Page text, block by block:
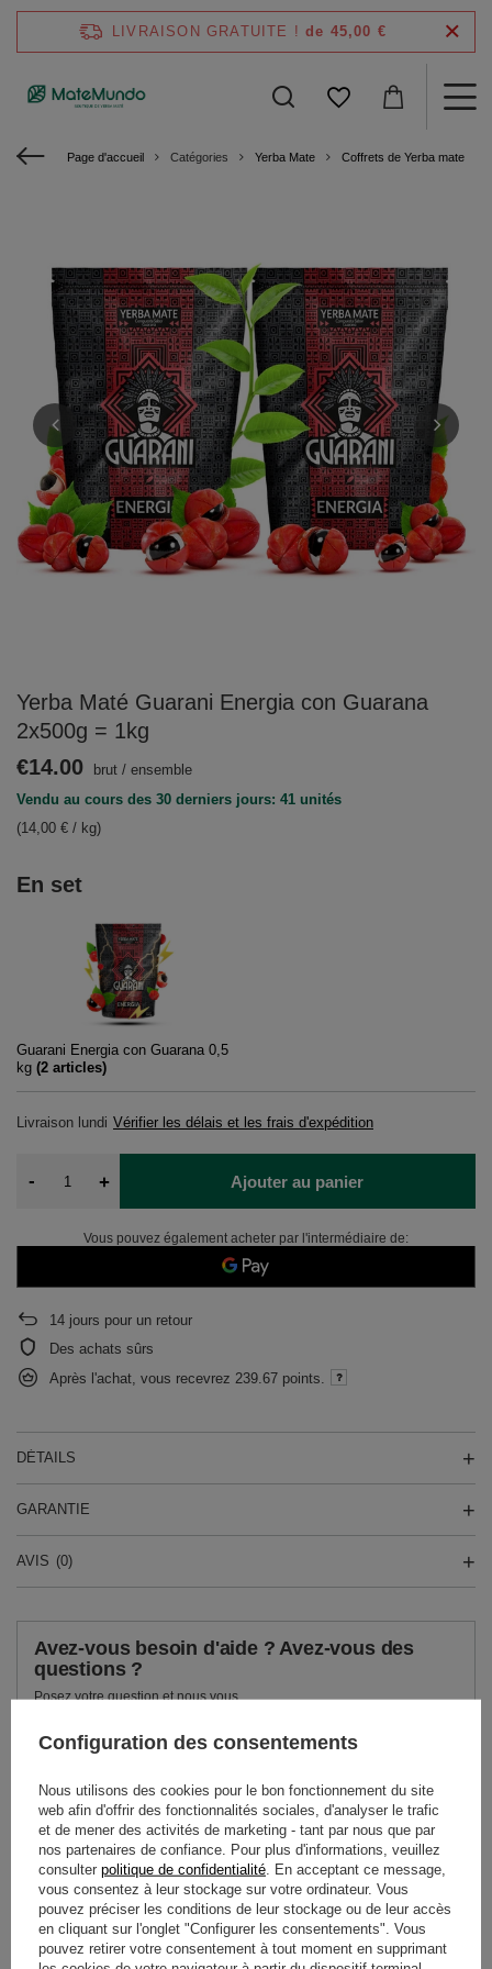
LIVRAISON GRATUITE ! de 45,00 €
Page d'accueil Catégories Yerba Mate Coffrets de Yerba mate
Yerba Maté Guarani Energia con Guarana
2x500g = 1kg
En set
Guarani Energia con Guarana 0,5
kg (2 articles)
Livraison lundi Vérifier les délais et les frais d'expédition
€14.00 brut / ensemble
Vendu au cours des 30 derniers jours: 41 unités
(14,00 € / kg)
- + Ajouter au panier
Vous pouvez également acheter par l'intermédiaire de:
14 jours pour un retour
Des achats sûrs
Après l'achat, vous recevrez 239.67 points.
DÉTAILS
GARANTIE
AVIS (0)
Avez-vous besoin d'aide ? Avez-vous des
questions ?
Posez votre question et nous vous
seront publiées pour que d'autres
VOIR AUSSI
Yerba Maté Set
Energia 500g
51,99 € / ensemble
Configuration des consentements
Nous utilisons des cookies pour le bon fonctionnement du site
web afin d'offrir des fonctionnalités sociales, d'analyser le trafic
et de mener des activités de marketing - tant par nous que par
nos partenaires de confiance. Pour plus d'informations, veuillez
consulter politique de confidentialité . En acceptant ce message,
vous consentez à leur stockage sur votre ordinateur. Vous
pouvez préciser les conditions de leur stockage ou de leur accès
en cliquant sur l'onglet "Configurer les consentements". Vous
pouvez retirer votre consentement à tout moment en supprimant